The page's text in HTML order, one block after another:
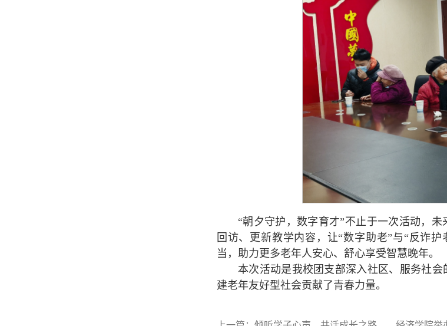
“朝夕守护，数字育才”不止于一次活动，
回访、更新教学内容，让“数字助老”与“反诈
当，助力更多老年人安心、舒心享受智慧晚年。
本次活动是我校团支部深入社区、服务社
建老年友好型社会贡献了青春力量。